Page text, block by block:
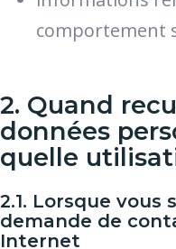
comportement
2. Quand
données
quelle
2.1. Lorsque vous
demande de
Internet